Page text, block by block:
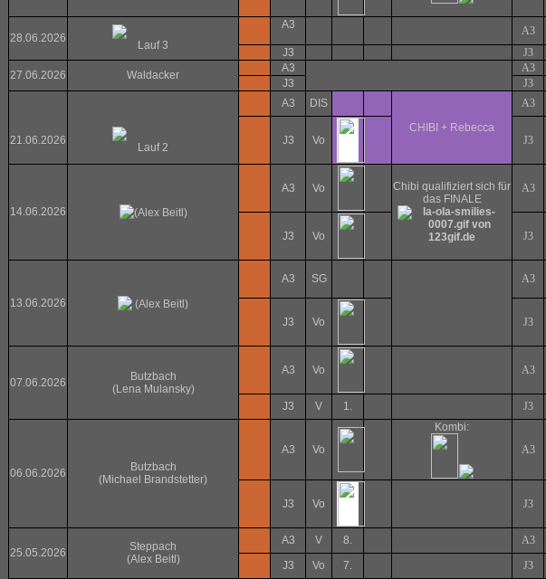
28.06.2026
Lauf 3
A3
A3
J3
J3
27.06.2026
Waldacker
A3
A3
J3
J3
21.06.2026
Lauf 2
A3
DIS
CHIBI + Rebecca
A3
J3 Vo J3
14.06.2026 (Alex Beitl)
A3 Vo
Chibi qualifiziert sich für
das FINALE
A3
J3 Vo J3
13.06.2026 (Alex Beitl)
A3 SG A3
J3 Vo J3
07.06.2026
Butzbach
(Lena Mulansky)
A3 Vo A3
J3 V 1. J3
06.06.2026
Butzbach
(Michael Brandstetter)
A3 Vo
Kombi:
A3
J3 Vo J3
25.05.2026
Steppach
(Alex Beitl)
A3 V 8. A3
J3
Vo 7. J3